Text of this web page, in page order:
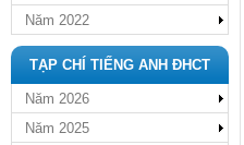
Năm 2022
TẠP CHÍ TIẾNG ANH ĐHCT
Năm 2026
Năm 2025